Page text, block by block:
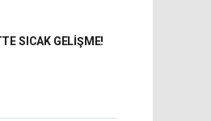
SICAK GELİŞME!